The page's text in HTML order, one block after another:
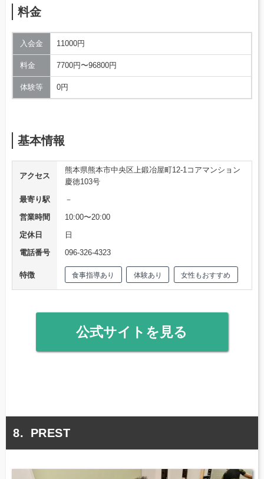
料金
入会金 11000円
料金 7700円〜96800円
体験等 0円
基本情報
アクセス
熊本県熊本市中央区上鍛冶屋町12-1コアマンション
慶徳103号
最寄り駅
－
営業時間
10:00〜20:00
定休日
日
電話番号
096-326-4323
特徴 食事指導あり 体験あり 女性もおすすめ
公式サイトを見る
PREST